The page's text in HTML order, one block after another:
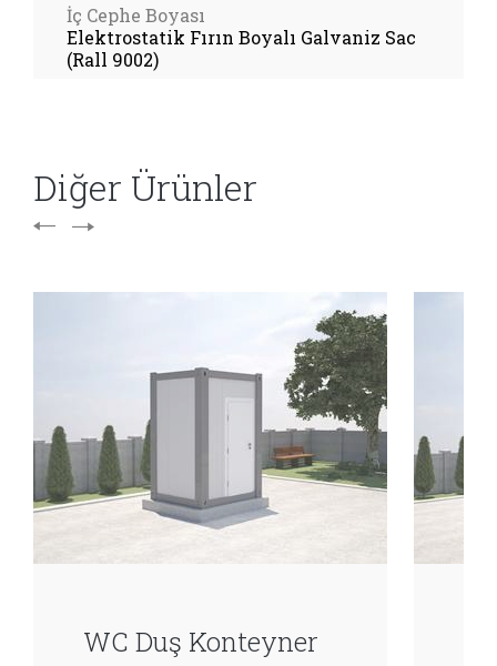
İç Cephe Boyası
Elektrostatik Fırın Boyalı Galvaniz Sac
(Rall 9002)
Diğer Ürünler
WC Duş Konteyner